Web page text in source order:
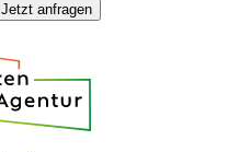
Jetzt anfragen